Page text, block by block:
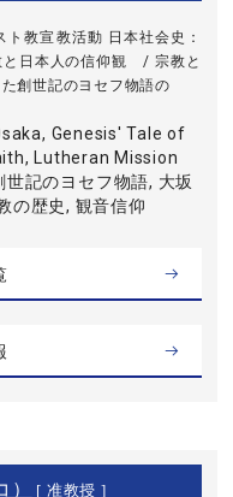
教宣教活動 日本社会史：
日本人の信仰観 / 宗教と
創世記のヨセフ物語の
Genesis' Tale of
Lutheran Mission
記のヨセフ物語, 大坂
の歴史, 観音信仰
[ 准教授 ]